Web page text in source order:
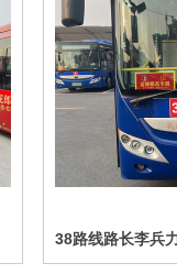
38路线路长李兵